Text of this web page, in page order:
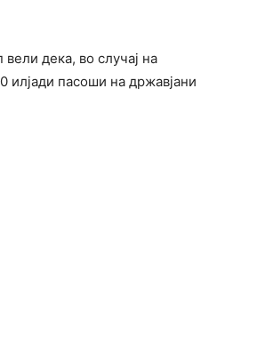
дека, во случај на
илјади пасоши на државјани